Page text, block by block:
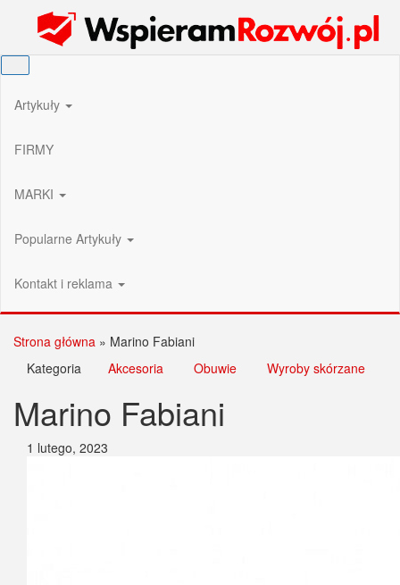
Wspieram Rozwój PL
Artykuły
FIRMY
MARKI
Popularne Artykuły
Kontakt i reklama
Strona główna » Marino Fabiani
Kategoria
Akcesoria Obuwie Wyroby skórzane
Marino Fabiani
1 lutego, 2023